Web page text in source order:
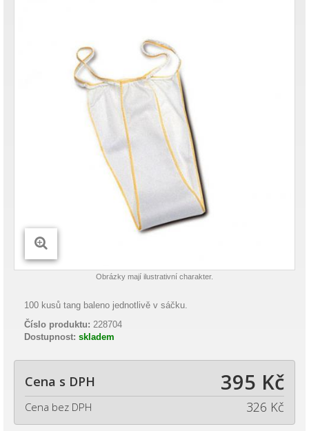
Obrázky mají ilustrativní charakter.
100 kusů tang baleno jednotlivě v sáčku.
Číslo produktu: 228704
Dostupnost: skladem
Cena s DPH 395 Kč
Cena bez DPH 326 Kč